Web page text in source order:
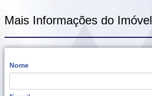
Mais Informações do Imóvel
Nome